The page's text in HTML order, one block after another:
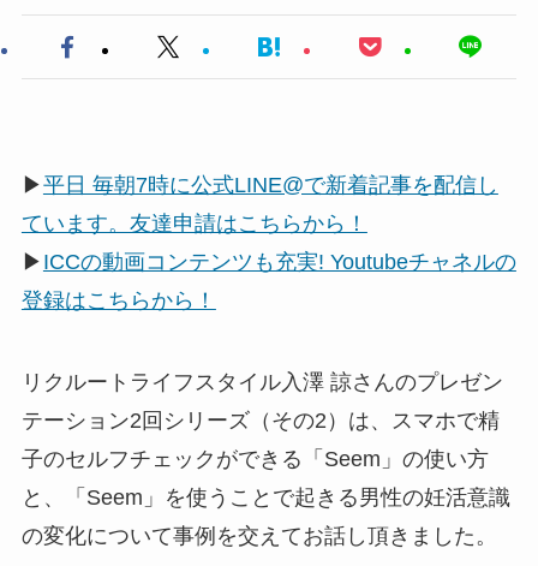
▶平日 毎朝7時に公式LINE@で新着記事を配信し
ています。友達申請はこちらから！
▶ ICCの動画コンテンツも充実! Youtubeチャネルの
登録はこちらから！
リクルートライフスタイル入澤 諒さんのプレゼン
テーション2回シリーズ（その2）は、スマホで精
子のセルフチェックができる「Seem」の使い方
と、「Seem」を使うことで起きる男性の妊活意識
の変化について事例を交えてお話し頂きました。